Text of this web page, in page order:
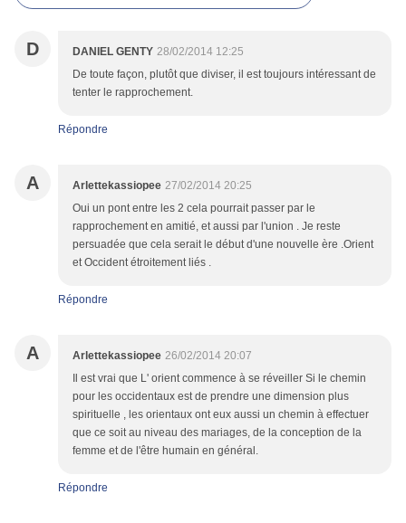
D DANIEL GENTY 28/02/2014 12:25
De toute façon, plutôt que diviser, il est toujours intéressant de
tenter le rapprochement.
Répondre
A Arlettekassiopee 27/02/2014 20:25
Oui un pont entre les 2 cela pourrait passer par le
rapprochement en amitié, et aussi par l'union . Je reste
persuadée que cela serait le début d'une nouvelle ère .Orient
et Occident étroitement liés .
Répondre
A Arlettekassiopee 26/02/2014 20:07
Il est vrai que L' orient commence à se réveiller Si le chemin
pour les occidentaux est de prendre une dimension plus
spirituelle , les orientaux ont eux aussi un chemin à effectuer
que ce soit au niveau des mariages, de la conception de la
femme et de l'être humain en général.
Répondre